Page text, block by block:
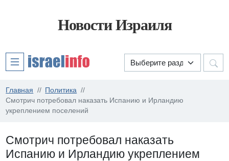
Новости Израиля
Главная
Политика
Смотрич потребовал наказать Испанию и Ирландию
укреплением поселений
Смотрич потребовал наказать
Испанию и Ирландию укреплением